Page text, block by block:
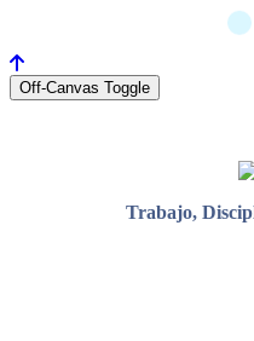
Off-Canvas Toggle
Trabajo,